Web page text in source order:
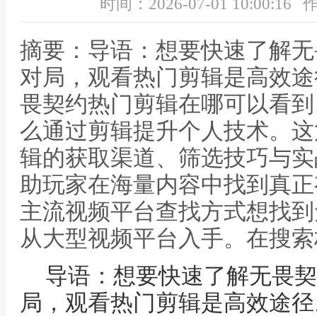
摘要：导语：想要快速了解
对局，观看热门剪辑是高效
畏契约热门剪辑在哪可以看
么通过剪辑提升个人技术。
辑的获取渠道、筛选技巧与
助玩家在海量内容中找到真
主流视频平台查找方式想找
从大型视频平台入手。在搜
导语：想要快速了解无畏
局，观看热门剪辑是高效途